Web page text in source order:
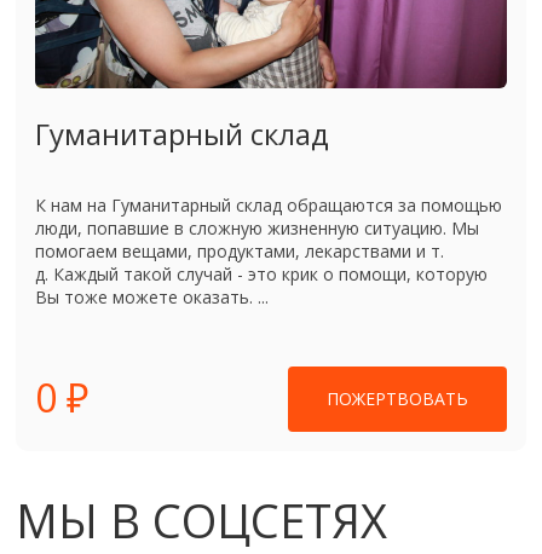
Гуманитарный склад
К нам на Гуманитарный склад обращаются за помощью
люди, попавшие в сложную жизненную ситуацию. Мы
помогаем вещами, продуктами, лекарствами и т.
д. Каждый такой случай - это крик о помощи, которую
Вы тоже можете оказать. ...
0 ₽ ПОЖЕРТВОВАТЬ
МЫ В СОЦСЕТЯХ